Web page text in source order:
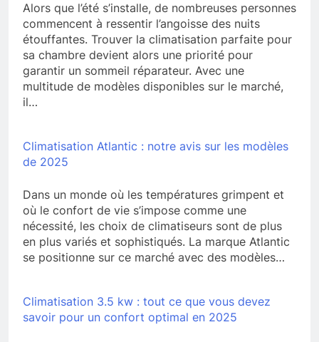
Alors que l’été s’installe, de nombreuses personnes
commencent à ressentir l’angoisse des nuits
étouffantes. Trouver la climatisation parfaite pour
sa chambre devient alors une priorité pour
garantir un sommeil réparateur. Avec une
multitude de modèles disponibles sur le marché,
il…
Climatisation Atlantic : notre avis sur les modèles
de 2025
Dans un monde où les températures grimpent et
où le confort de vie s’impose comme une
nécessité, les choix de climatiseurs sont de plus
en plus variés et sophistiqués. La marque Atlantic
se positionne sur ce marché avec des modèles…
Climatisation 3.5 kw : tout ce que vous devez
savoir pour un confort optimal en 2025